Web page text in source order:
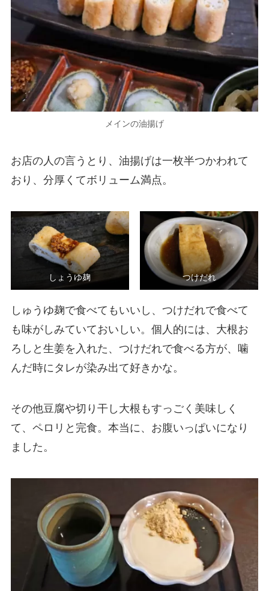
メインの油揚げ
お店の人の言うとり、油揚げは一枚半つかわれて
おり、分厚くてボリューム満点。
しょうゆ麹 つけだれ
しゅうゆ麹で食べてもいいし、つけだれで食べて
も味がしみていておいしい。個人的には、大根お
ろしと生姜を入れた、つけだれで食べる方が、噛
んだ時にタレが染み出て好きかな。
その他豆腐や切り干し大根もすっごく美味しく
て、ペロリと完食。本当に、お腹いっぱいになり
ました。